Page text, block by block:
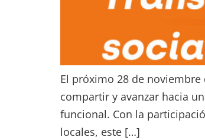
El próximo 28 de noviembre
compartir y avanzar hacia
funcional. Con la
locales, este […]